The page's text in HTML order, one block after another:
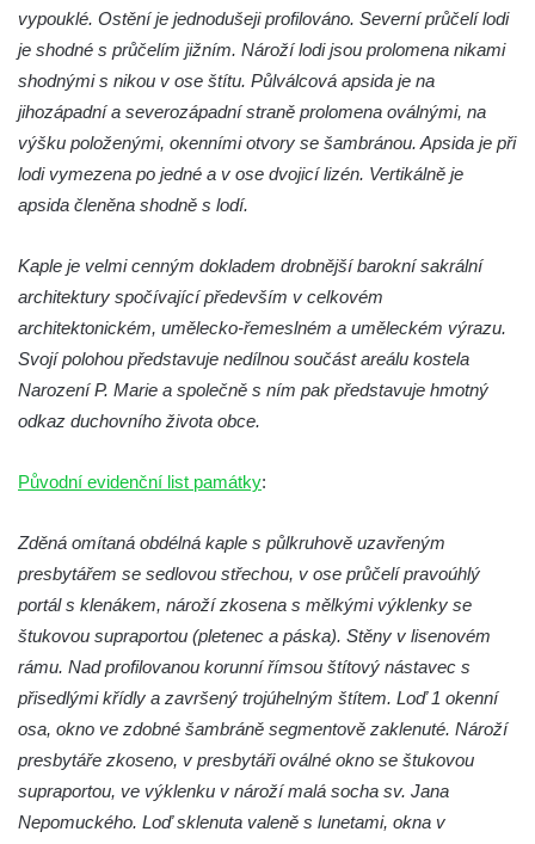
Křížová cesta Římov – II. kaple – Poslední
večeře Páně
Křížová cesta Římov – I. kaple – Loučení
Ježíše s Pannou Marií
Márnice na hřbitově v Římově
Kaple mezi Dolním Třebonínem a Horním
Třebonínem
Kaple v severní části Dolního Třebonína
Márnice na hřbitově v Rybniště
Vltavou
Kaple Božího těla na hřbitově v Hostíně u
Vojkovic
Kostel Nanebevzetí Panny Marie v Hostíně
u Vojkovic
Kaple svatého Bartoloměje v Bukolu
Hřbitovní kaple na hřbitově v Lužci nad
Vltavou
vypouklé. Ostění je jednodušeji profilováno. Severní průčelí lodi
je shodné s průčelím jižním. Nároží lodi jsou prolomena nikami
shodnými s nikou v ose štítu. Půlválcová apsida je na
jihozápadní a severozápadní straně prolomena oválnými, na
výšku položenými, okenními otvory se šambránou. Apsida je při
lodi vymezena po jedné a v ose dvojicí lizén. Vertikálně je
apsida členěna shodně s lodí.
Kaple je velmi cenným dokladem drobnější barokní sakrální
architektury spočívající především v celkovém
architektonickém, umělecko-řemeslném a uměleckém výrazu.
Svojí polohou představuje nedílnou součást areálu kostela
Narození P. Marie a společně s ním pak představuje hmotný
odkaz duchovního života obce.
Původní evidenční list památky:
Zděná omítaná obdélná kaple s půlkruhově uzavřeným
presbytářem se sedlovou střechou, v ose průčelí pravoúhlý
portál s klenákem, nároží zkosena s mělkými výklenky se
štukovou supraportou (pletenec a páska). Stěny v lisenovém
rámu. Nad profilovanou korunní římsou štítový nástavec s
přisedlými křídly a završený trojúhelným štítem. Loď 1 okenní
osa, okno ve zdobné šambráně segmentově zaklenuté. Nároží
presbytáře zkoseno, v presbytáři oválné okno se štukovou
supraportou, ve výklenku v nároží malá socha sv. Jana
Nepomuckého. Loď sklenuta valeně s lunetami, okna v